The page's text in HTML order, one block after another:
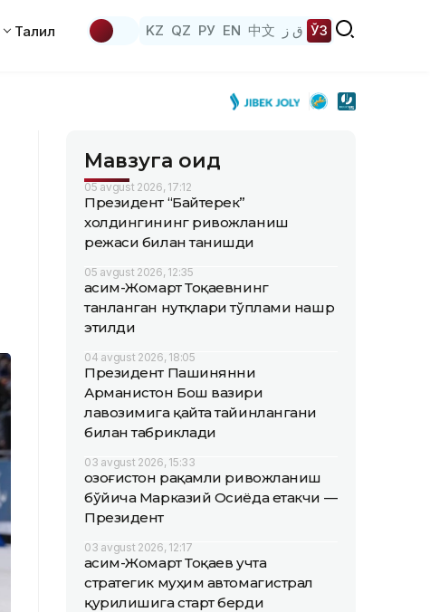
Таҳлил KZ QZ РУ EN 中文 ق ز ЎЗ
Мавзуга оид
05 avgust 2026, 17:12
Президент “Байтерек”
холдингининг ривожланиш
режаси билан танишди
05 avgust 2026, 12:35
Қасим-Жомарт Тоқаевнинг
танланган нутқлари тўплами нашр
этилди
04 avgust 2026, 18:05
Президент Пашинянни
Арманистон Бош вазири
лавозимига қайта тайинлангани
билан табриклади
03 avgust 2026, 15:33
Қозоғистон рақамли ривожланиш
бўйича Марказий Осиёда етакчи —
Президент
03 avgust 2026, 12:17
Қасим-Жомарт Тоқаев учта
стратегик муҳим автомагистрал
қурилишига старт берди